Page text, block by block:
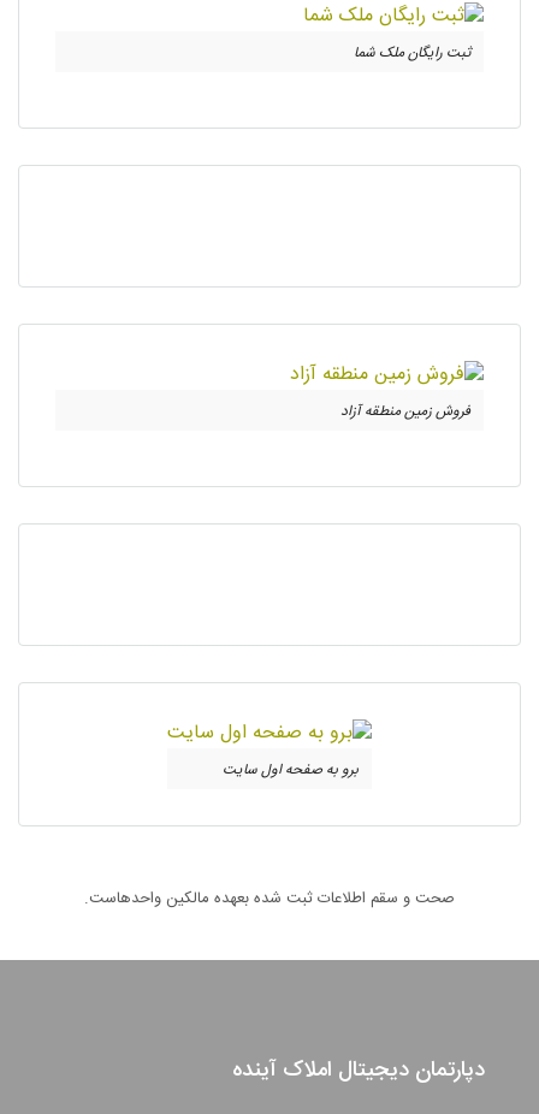
ثبت رایگان ملک شما
فروش زمین منطقه آزاد
برو به صفحه اول سایت
صحت و سقم اطلاعات ثبت شده بعهده مالکین واحدهاست.
دپارتمان دیجیتال املاک آینده